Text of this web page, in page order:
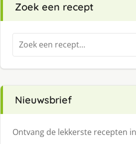
Zoek een recept
Zoeken
naar:
Nieuwsbrief
Ontvang de lekkerste recepten